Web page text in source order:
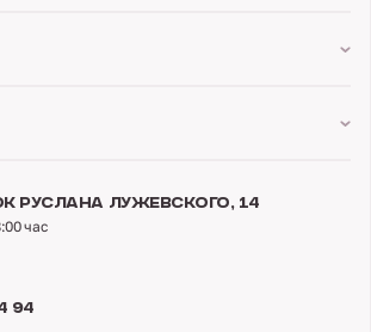
РУСЛАНА ЛУЖЕВСКОГО, 14
час
94